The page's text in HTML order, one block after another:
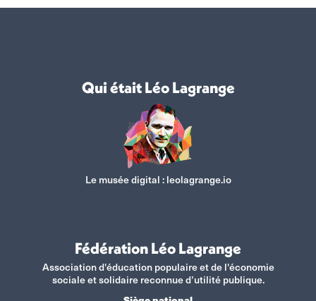
Qui était Léo Lagrange
Le musée digital : leolagrange.io
Fédération Léo Lagrange
Association d'éducation populaire et de l'économie
sociale et solidaire reconnue d’utilité publique.